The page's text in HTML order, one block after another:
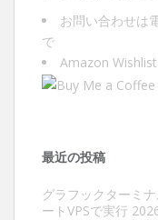
お問い合わせは
で
Amazon Wishlist
最近の投稿
グラフックターミ
ートVPSで実行